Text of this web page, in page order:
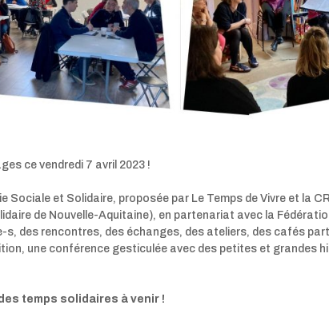
ce vendredi 7 avril 2023 !
Sociale et Solidaire, proposée par Le Temps de Vivre et la
de Nouvelle-Aquitaine), en partenariat avec la
des rencontres, des échanges, des ateliers, des cafés
une conférence gesticulée avec des petites et grandes
temps solidaires à venir !